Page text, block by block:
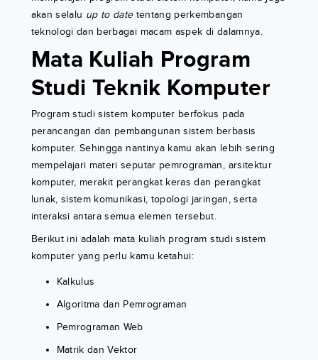
akan selalu up to datetentang perkembangan
teknologi dan berbagai macam aspek di dalamnya.
Mata Kuliah Program
Studi Teknik Komputer
Program studi sistem komputer berfokus pada
perancangan dan pembangunan sistem berbasis
komputer. Sehingga nantinya kamu akan lebih sering
mempelajari materi seputar pemrograman, arsitektur
komputer, merakit perangkat keras dan perangkat
lunak, sistem komunikasi, topologi jaringan, serta
interaksi antara semua elemen tersebut.
Berikut ini adalah mata kuliah program studi sistem
komputer yang perlu kamu ketahui:
Kalkulus
Algoritma dan Pemrograman
Pemrograman Web
Matrik dan Vektor